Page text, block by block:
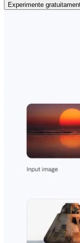
Experimente